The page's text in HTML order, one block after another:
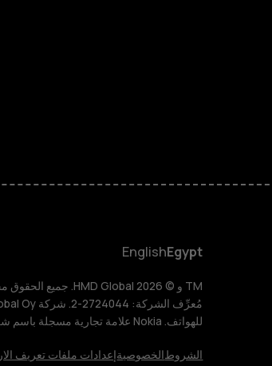
HMD
HMD Watch
للأعمال
Egypt
English
للهواتف. Nokia علامة تجارية مسجلة باسم شركة Nokia Corporation.
الشروطالخصوصيةإعدادات ملفات تعريف